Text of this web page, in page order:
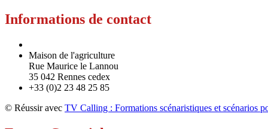
Informations de contact
Maison de l'agriculture
Rue Maurice le Lannou
35 042 Rennes cedex
+33 (0)2 23 48 25 85
© Réussir avec TV Calling : Formations scénaristiques et scénarios